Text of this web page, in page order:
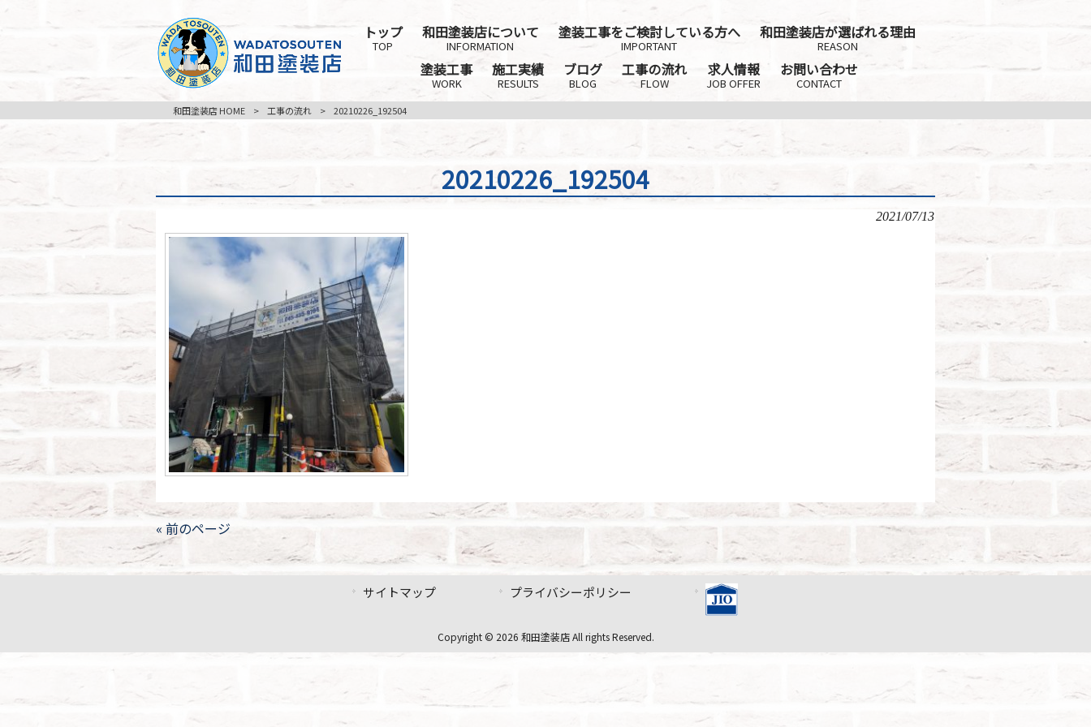
トップ
TOP
和田塗装店について
INFORMATION
塗装工事をご検討している方へ
IMPORTANT
和田塗装店が選ばれる理由
REASON
塗装工事
WORK
施工実績
RESULTS
ブログ
BLOG
工事の流れ
FLOW
求人情報
JOB OFFER
お問い合わせ
CONTACT
和田塗装店 HOME > 工事の流れ > 20210226_192504
20210226_192504
2021/07/13
« 前のページ
サイトマップ プライバシーポリシー
Copyright © 2026 和田塗装店 All rights Reserved.